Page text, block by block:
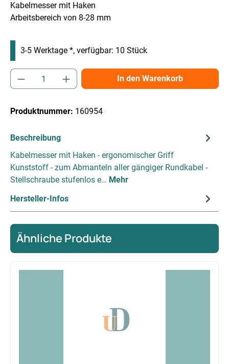
Kabelmesser mit Haken
Arbeitsbereich von 8-28 mm
3-5 Werktage *, verfügbar: 10 Stück
Produkt Anzahl: Gib den gewünschten
In den Warenkorb
Produktnummer: 160954
Beschreibung
Kabelmesser mit Haken - ergonomischer Griff
Kunststoff - zum Abmanteln aller gängiger Rundkabel -
Stellschraube stufenlos e… Mehr
Hersteller-Infos
Ähnliche Produkte